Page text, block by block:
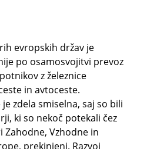
evropskih držav je
po osamosvojitvi prevoz
z železnice
in avtoceste.
zdela smiselna, saj so bili
ki so nekoč potekali čez
Zahodne, Vzhodne in
prekinjeni. Razvoj